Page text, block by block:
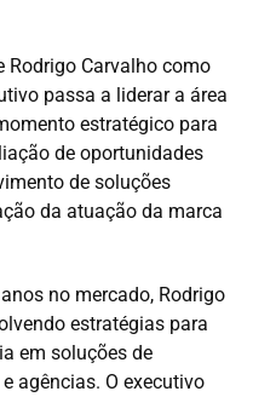
Rodrigo Carvalho como
passa a liderar a área
estratégico para
de oportunidades
de soluções
da atuação da marca
no mercado, Rodrigo
estratégias para
em soluções de
agências. O executivo